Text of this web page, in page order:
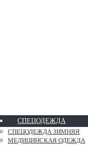
СПЕЦОДЕЖДА
СПЕЦОДЕЖДА ЗИМНЯЯ
МЕДИЦИНСКАЯ ОДЕЖДА